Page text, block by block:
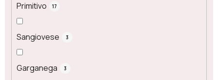
Primitivo 17
Sangiovese 3
Garganega 3